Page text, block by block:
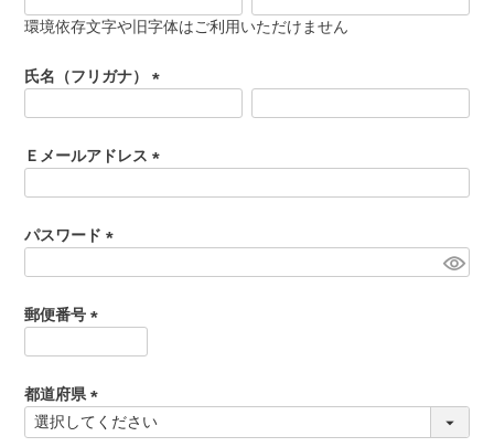
常陸牛とは？
ショップ一覧
マイページ
ゴルフコンペ
法人の方へ
よくある質問
すき焼き
しゃぶしゃぶ
BBQ
ステーキ
レトルトカレー
必
環境依存文字や旧字体はご利用いただけません
氏名（フリガナ）
須
)
Ｅメールアドレス
)
パスワード
)
郵便番号
須
)
都道府県
(